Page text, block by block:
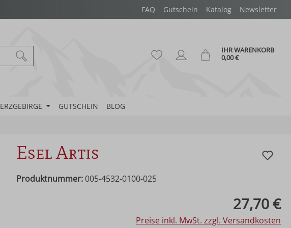
FAQ Gutschein Katalog Newsletter
Du hast 0 Produkte auf dem
IHR WARENKORB
0,00 €
ERZGEBIRGE GUTSCHEIN BLOG
Esel Artis
Produktnummer: 005-4532-0100-025
27,70 €
Preise inkl. MwSt. zzgl. Versandkosten